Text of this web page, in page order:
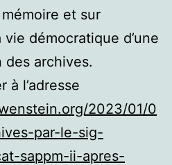
et sur
démocratique d’une
des archives.
à l’adresse
2023/01/0
par-le-sig-
sappm-ii-apres-